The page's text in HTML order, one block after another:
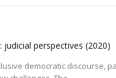
judicial perspectives (2020)
democratic discourse,